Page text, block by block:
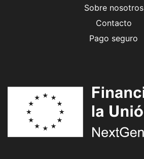
Sobre nosotros
Contacto
Pago seguro